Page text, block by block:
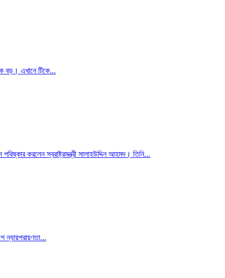
বড়। এখানে টিকে...
করলেন স্বরাষ্ট্রমন্ত্রী সালাহউদ্দিন আহমদ। তিনি...
ন্যায়পরায়ণতা...